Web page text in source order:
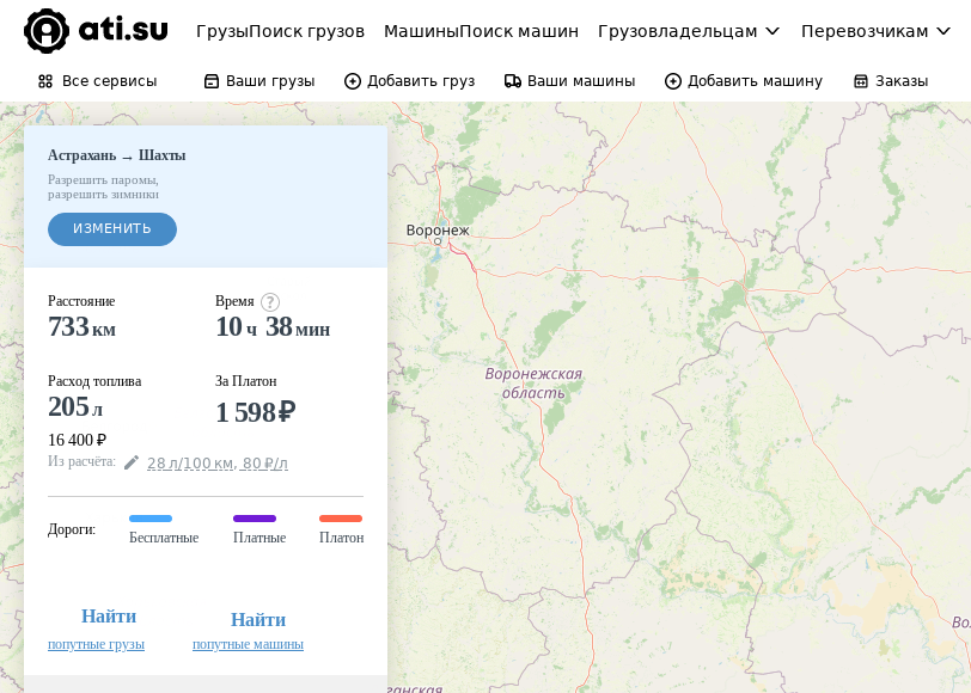
ГрузыПоиск грузов МашиныПоиск машин Грузовладельцам Перевозчикам
Все сервисы Ваши грузы Добавить груз Ваши машины Добавить машину Заказы
Астрахань → Шахты
Разрешить паромы
разрешить зимники
ИЗМЕНИТЬ
Расстояние
733км
Расход топлива
205л
16 400 ₽
Время
10 ч 38мин
За Платон
1 598₽
Из расчёта: 28 л/100 км, 80 ₽/л
Дороги:
Бесплатные Платные Платон
Найти
попутные грузы
Найти
попутные машины